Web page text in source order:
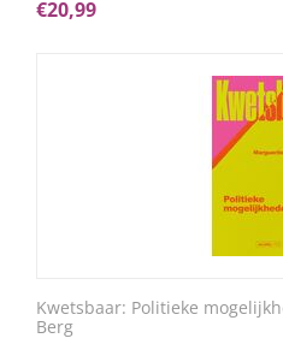
€20,99
Kwetsbaar: Politieke
Berg